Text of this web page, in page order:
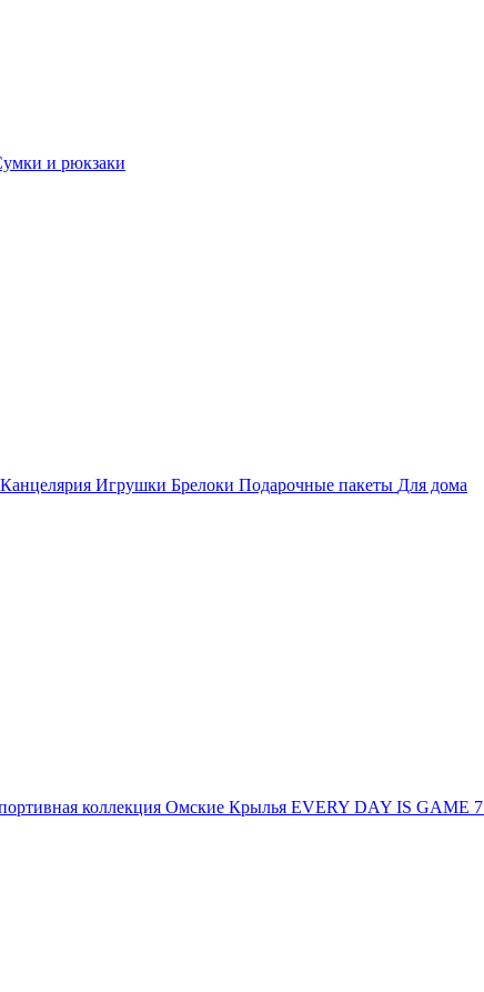
и рюкзаки
Канцелярия Игрушки Брелоки Подарочные пакеты Для дома
коллекция Омские Крылья EVERY DAY IS GAME 7